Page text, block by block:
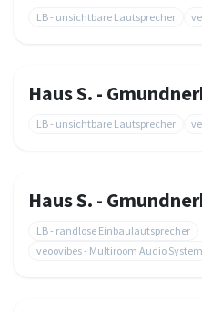
LB - unsichtbare Lautsprecher
Haus S. -
LB - unsichtbare Lautsprecher
Haus S. -
LB - randlose Einbaulautsprecher
veoovibes - Multiroom Audio System